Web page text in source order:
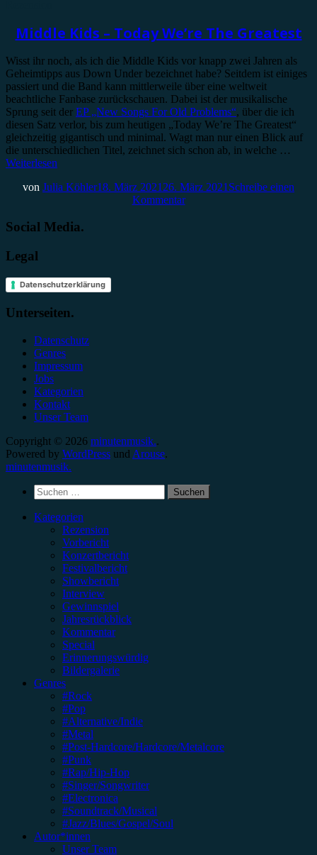
Middle Kids – Today We’re The Greatest
Wisst ihr noch, als ich die Middle Kids vor knapp zwei Jahren als
Geheimtipps aus Down Under bezeichnet habe? Seitdem ist einiges
passiert und die Band kann mittlerweile über eine weltweit
beachtliche Fanbase zurückschauen. Dabei ist der musikalische
Sprung seit der EP „New Songs For Old Problems“, über die ich
diesen Satz verlor, bis zum heutigen „Today We’re The Greatest“
gleichzeitig gigantisch und minimal. Wagt man nur einen Blick auf
die unterschiedlichen Titel, zeichnet sich schon ab, in welche …
Weiterlesen
von Julia Köhler18. März 2021 26. März 2021 Schreibe einen
Kommentar
Social Media.
Legal
Datenschutzerklärung
Unterseiten.
Datenschutz
Genres
Impressum
Jobs
Kategorien
Kontakt
Unser Team
Copyright © 2026 minutenmusik..
Powered by WordPress und Arouse.
minutenmusik.
Suchen
nach:
Kategorien
Rezension
Vorbericht
Konzertbericht
Festivalbericht
Showbericht
Interview
Gewinnspiel
Jahresrückblick
Kommentar
Special
Erinnerungswürdig
Bildergalerie
Genres
#Rock
#Pop
#Alternative/Indie
#Metal
#Post-Hardcore/Hardcore/Metalcore
#Punk
#Rap/Hip-Hop
#Singer/Songwriter
#Electronica
#Soundtrack/Musical
#Jazz/Blues/Gospel/Soul
Autor*innen
Unser Team